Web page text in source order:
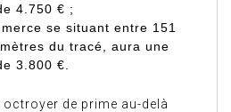
4.750 € ;
se situant entre 151
du tracé, aura une
3.800 €.
octroyer de prime au-delà